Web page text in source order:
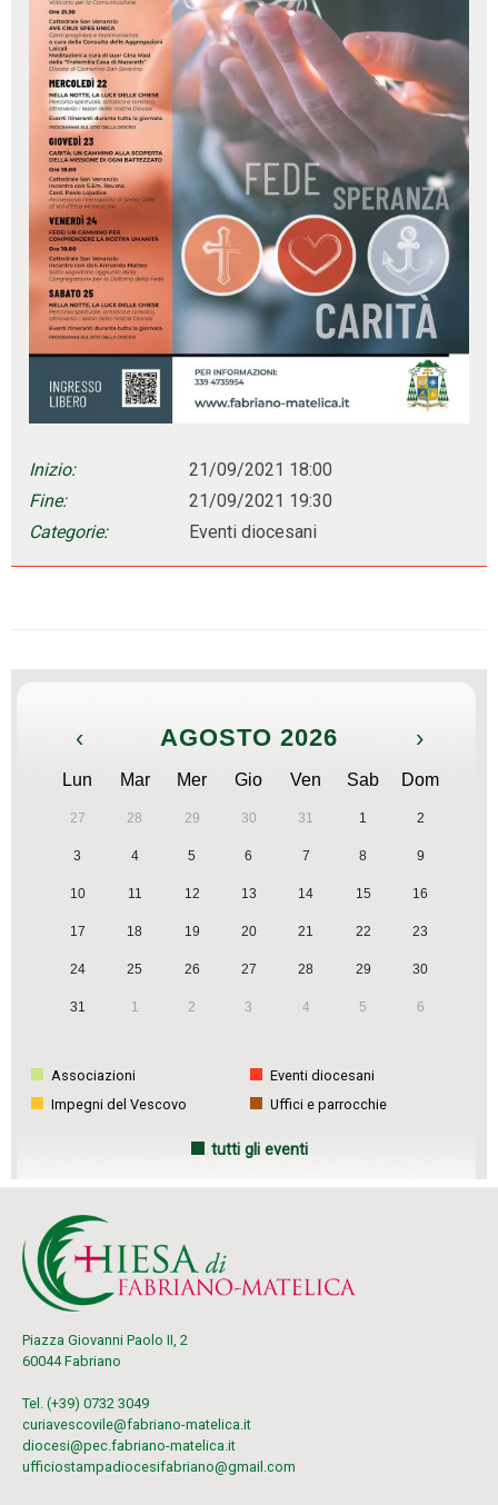
Inizio:
21/09/2021 18:00
Fine:
21/09/2021 19:30
Categorie:
Eventi diocesani
‹ AGOSTO 2026 ›
Lun Mar Mer Gio Ven Sab Dom
27 28 29 30 31 1 2
3 4 5 6 7 8 9
10 11 12 13 14 15 16
17 18 19 20 21 22 23
24 25 26 27 28 29 30
31 1 2 3 4 5 6
Associazioni
Eventi diocesani
Impegni del Vescovo
Uffici e parrocchie
tutti gli eventi
Piazza Giovanni Paolo II, 2
60044 Fabriano
Tel. (+39) 0732 3049
curiavescovile@fabriano-matelica.it
diocesi@pec.fabriano-matelica.it
ufficiostampadiocesifabriano@gmail.com